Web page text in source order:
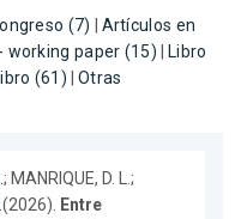
(7)
Artículos en
working paper (15)
Libro
(61)
Otras
; MANRIQUE, D. L.;
(2026).
Entre